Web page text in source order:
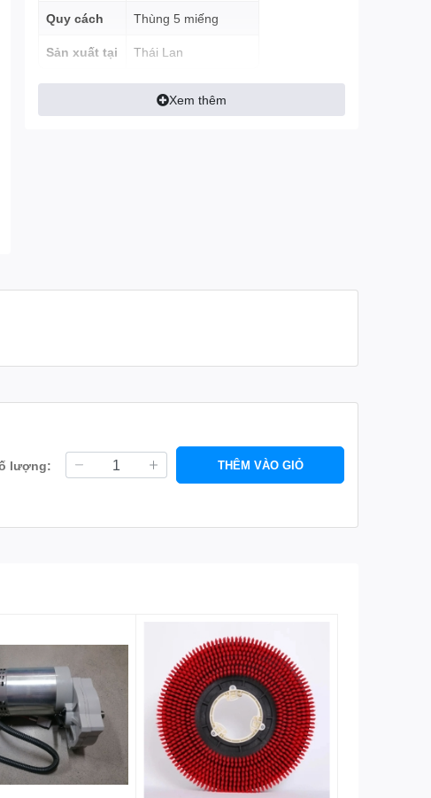
Quy cách Thùng 5 miếng
Sản xuất tại Thái Lan
Xem thêm
lượng: THÊM VÀO GIỎ